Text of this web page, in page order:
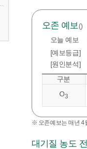
오존 예보()
오늘 예보
[예보등급]
[원인분석]
구분
O3
※ 오존예보는 매년 4
대기질 농도